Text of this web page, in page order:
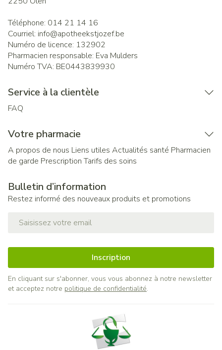
Téléphone: 014 21 14 16
Courriel: info@apotheekstjozef.be
Numéro de licence: 132902
Pharmacien responsable: Eva Mulders
Numéro TVA: BE0443839930
Service à la clientèle
FAQ
Votre pharmacie
A propos de nous Liens utiles Actualités santé Pharmacien
de garde Prescription Tarifs des soins
Bulletin d’information
Restez informé des nouveaux produits et promotions
Inscription
En cliquant sur s'abonner, vous vous abonnez à notre newsletter
et acceptez notre politique de confidentialité.